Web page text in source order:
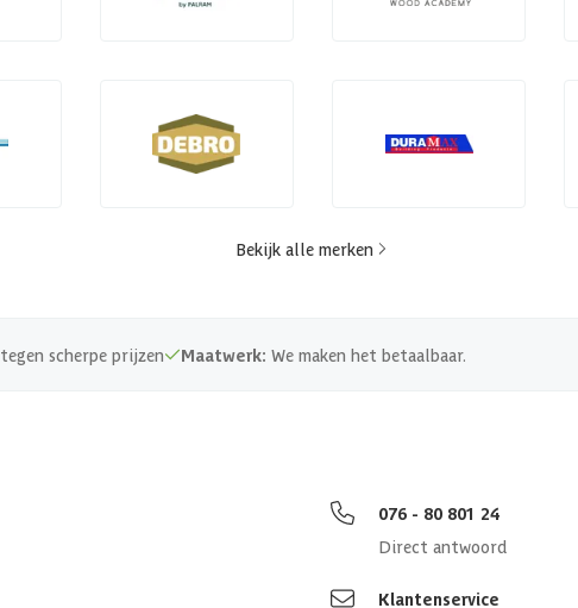
Bekijk alle merken
tegen scherpe prijzen Maatwerk: We maken het betaalbaar.
076 - 80 801 24
Direct antwoord
Klantenservice